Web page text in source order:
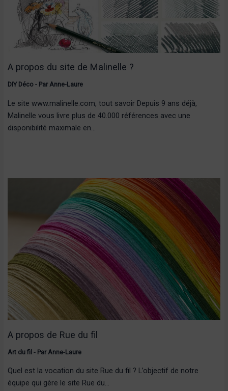
A propos du site de Malinelle ?
DIY Déco- ParAnne-Laure
Le site www.malinelle.com, tout savoir Depuis 9 ans déjà,
Malinelle vous livre plus de 40.000 références avec une
disponibilité maximale en…
A propos de Rue du fil
Art du fil - Par Anne-Laure
Quel est la vocation du site Rue du fil ? L’objectif de notre
équipe qui gère le site Rue du…